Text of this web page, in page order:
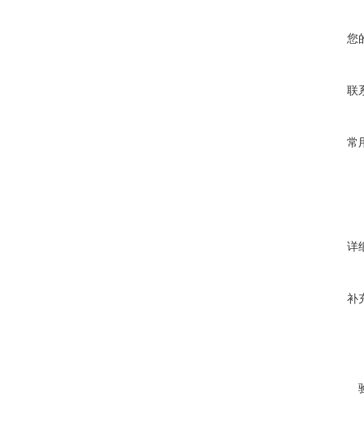
您
联
常
详
补